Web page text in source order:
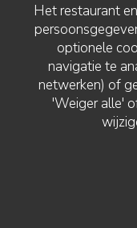
Het restaurant
optionele
navigatie te
netwerken) of
'Weiger alle'